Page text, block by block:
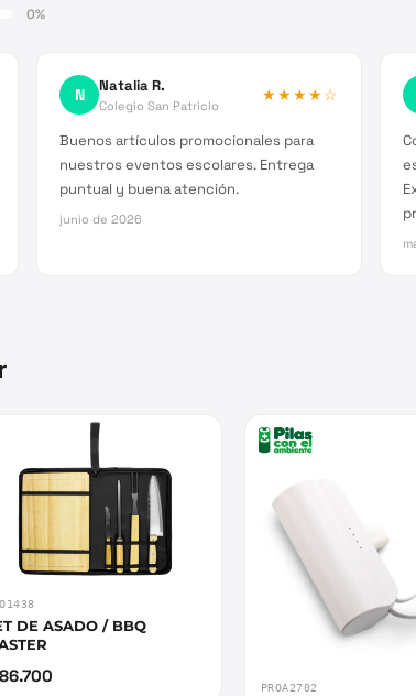
0%
N Natalia R.
Colegio San Patricio
★★★★☆
Buenos artículos promocionales para
nuestros eventos escolares. Entrega
puntual y buena atención.
junio de 2026
DE ASADO / BBQ
PROA2702